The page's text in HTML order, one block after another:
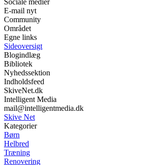
E-mail nyt
Community
Området
Egne links
Sideoversigt
Blogindlæg
Bibliotek
Nyhedssektion
Indholdsfeed
SkiveNet.dk
Intelligent Media
mail@intelligentmedia.dk
Skive Net
Kategorier
Børn
Helbred
Træning
Renovering